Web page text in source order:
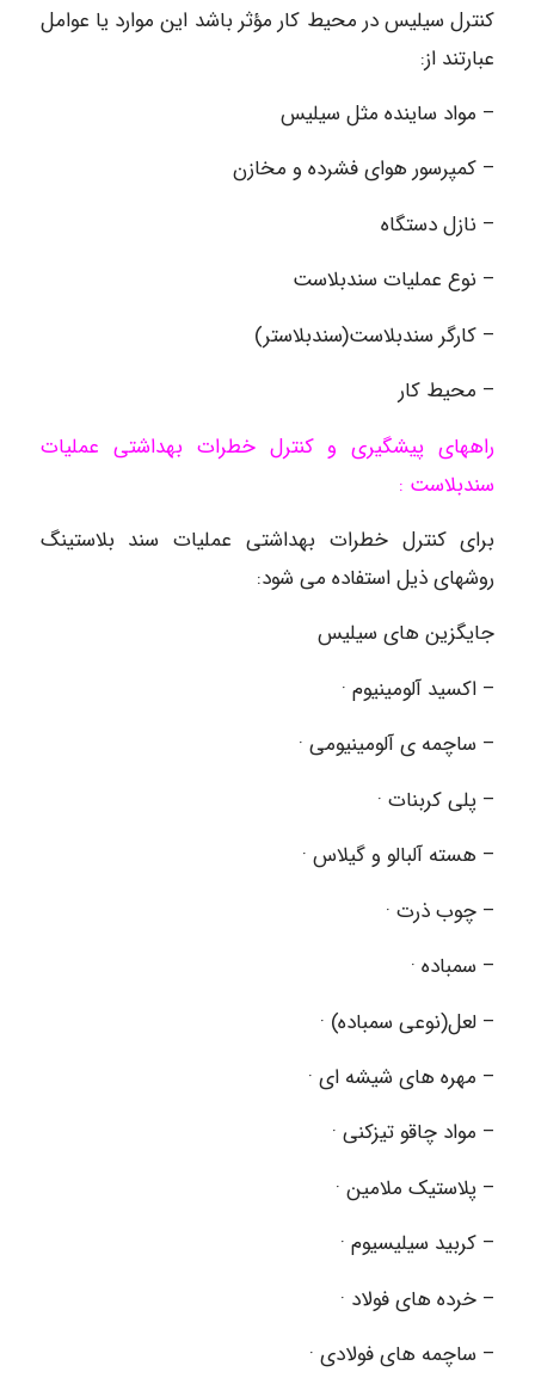
کنترل سیلیس در محیط کار مؤثر باشد این موارد یا عوامل
عبارتند از:
– مواد ساینده مثل سیلیس
– کمپرسور هوای فشرده و مخازن
– نازل دستگاه
– نوع عملیات سندبلاست
– کارگر سندبلاست(سندبلاستر)
– محیط کار
راههای پیشگیری و کنترل خطرات بهداشتی عملیات
سندبلاست :
برای کنترل خطرات بهداشتی عملیات سند بلاستینگ
روشهای ذیل استفاده می شود:
جایگزین های سیلیس
– اکسید آلومینیوم ·
– ساچمه ی آلومینیومی ·
– پلی کربنات ·
– هسته آلبالو و گیلاس ·
– چوب ذرت ·
– سمباده ·
– لعل(نوعی سمباده) ·
– مهره های شیشه ای ·
– مواد چاقو تیزکنی ·
– پلاستیک ملامین ·
– کربید سیلیسیوم ·
– خرده های فولاد ·
– ساچمه های فولادی ·